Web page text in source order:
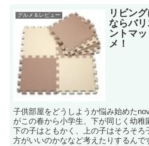
グルメ＆レビュー
リビン
ならバ
ントマ
メ！
子供部屋をどうしようか悩み始めた
がこの春から小学生、下が同じく幼稚
下の子はともかく、上の子はそろそ
方がいいのかななど考えたりするんで